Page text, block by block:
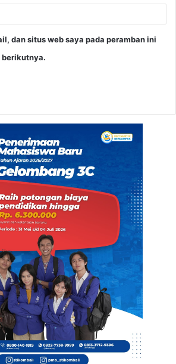
dan situs web saya pada peramban ini
berikutnya.